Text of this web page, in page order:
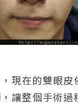
現在的雙眼皮
讓整個手術過